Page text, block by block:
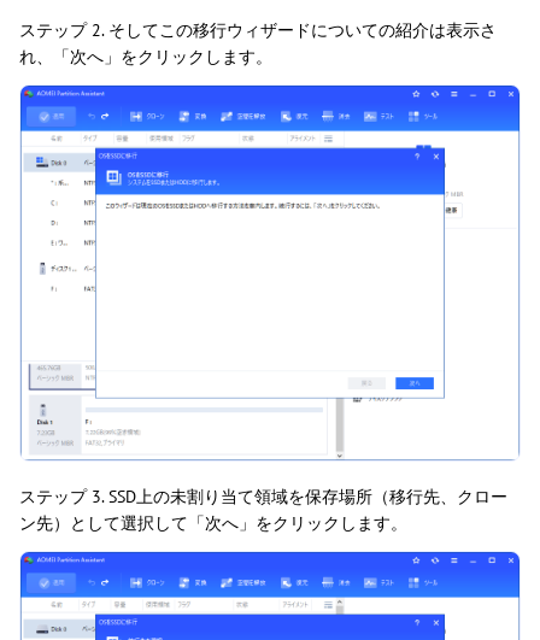
ステップ 2. そしてこの移行ウィザードについての紹介は表示さ
れ、「次へ」をクリックします。
ステップ 3. SSD上の未割り当て領域を保存場所（移行先、クロー
ン先）として選択して「次へ」をクリックします。